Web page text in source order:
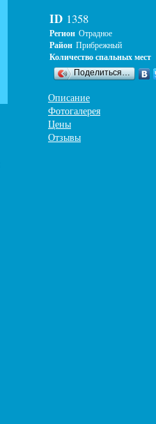
ID 1358
Регион Отрадное
Район Прибрежный
Количество спальных мест
Поделиться…
Описание
Фотогалерея
Цены
Отзывы